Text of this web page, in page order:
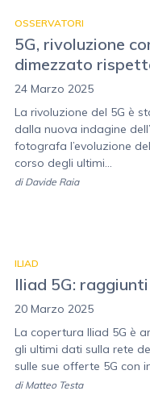
OSSERVATORI
5G, rivoluzione
dimezzato
24 Marzo 2025
La rivoluzione del 5G è
dalla nuova indagine
fotografa l’evoluzione
corso degli ultimi...
di Davide Raia
ILIAD
Iliad 5G:
20 Marzo 2025
La copertura Iliad 5G è
gli ultimi dati sulla rete
sulle sue offerte 5G con
di Matteo Testa